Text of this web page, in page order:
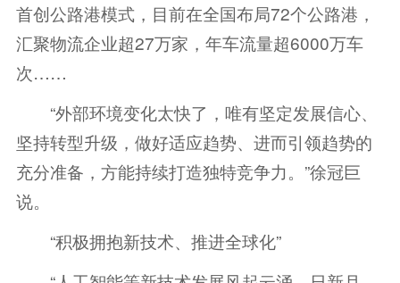
首创公路港模式，目前在全国布局72个公路港，
汇聚物流企业超27万家，年车流量超6000万车
次……
“外部环境变化太快了，唯有坚定发展信心、
坚持转型升级，做好适应趋势、进而引领趋势的
充分准备，方能持续打造独特竞争力。”徐冠巨
说。
“积极拥抱新技术、推进全球化”